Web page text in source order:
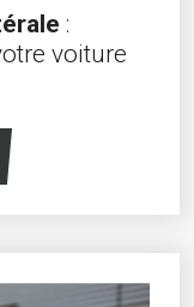
:
voiture